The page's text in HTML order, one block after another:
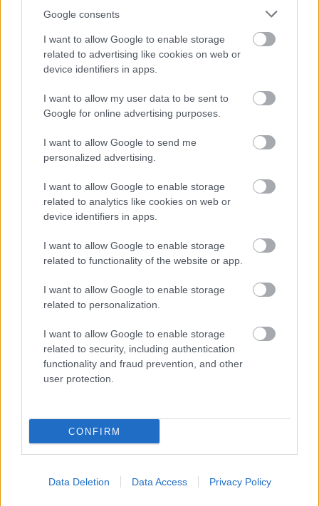
Google consents
I want to allow Google to enable storage
related to advertising like cookies on web or
device identifiers in apps.
I want to allow my user data to be sent to
Google for online advertising purposes.
I want to allow Google to send me
personalized advertising.
I want to allow Google to enable storage
related to analytics like cookies on web or
device identifiers in apps.
I want to allow Google to enable storage
related to functionality of the website or app.
I want to allow Google to enable storage
related to personalization.
I want to allow Google to enable storage
related to security, including authentication
functionality and fraud prevention, and other
user protection.
CONFIRM
Data Deletion Data Access Privacy Policy
Napi horoszkóp 2026.
augusztus 8. – Az
Oroszlánkapu bátorságra
Miért csókolóznak az
emberek? Íme a
fehér pólón? A filléres
házi szer, ami csodát tesz
barátnője
összeverekedtek” – Így
lett a nagy napom életem
„Minden nap beszéltünk,
mégsem engem
nélkül